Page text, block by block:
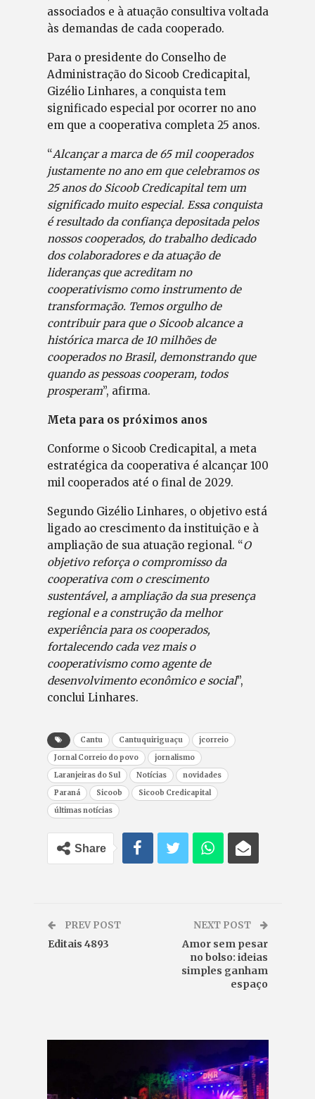
associados e à atuação consultiva voltada
às demandas de cada cooperado.
Para o presidente do Conselho de
Administração do Sicoob Credicapital,
Gizélio Linhares, a conquista tem
significado especial por ocorrer no ano
em que a cooperativa completa 25 anos.
“Alcançar a marca de 65 mil cooperados
justamente no ano em que celebramos os
25 anos do Sicoob Credicapital tem um
significado muito especial. Essa conquista
é resultado da confiança depositada pelos
nossos cooperados, do trabalho dedicado
dos colaboradores e da atuação de
lideranças que acreditam no
cooperativismo como instrumento de
transformação. Temos orgulho de
contribuir para que o Sicoob alcance a
histórica marca de 10 milhões de
cooperados no Brasil, demonstrando que
quando as pessoas cooperam, todos
prosperam”, afirma.
Meta para os próximos anos
Conforme o Sicoob Credicapital, a meta
estratégica da cooperativa é alcançar 100
mil cooperados até o final de 2029.
Segundo Gizélio Linhares, o objetivo está
ligado ao crescimento da instituição e à
ampliação de sua atuação regional. “O
objetivo reforça o compromisso da
cooperativa com o crescimento
sustentável, a ampliação da sua presença
regional e a construção da melhor
experiência para os cooperados,
fortalecendo cada vez mais o
cooperativismo como agente de
desenvolvimento econômico e social”,
conclui Linhares.
Cantu Cantuquiriguaçu
jcorreio
Jornal Correio do povo
jornalismo
Laranjeiras do Sul
Notícias
novidades
Paraná
Sicoob
Sicoob Credicapital
últimas notícias
Share
PREV POST
Editais 4893
NEXT POST
Amor sem pesar
no bolso: ideias
simples ganham
espaço